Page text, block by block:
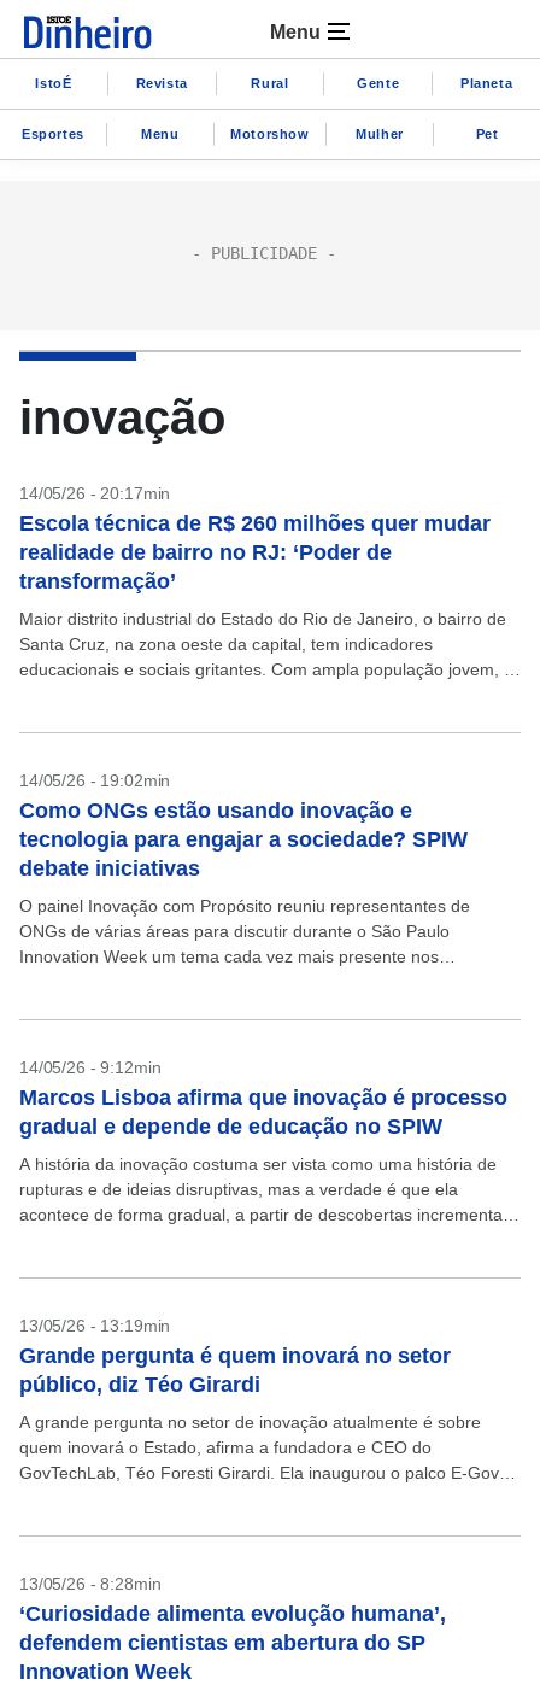
Menu
IstoÉ Revista Rural Gente Planeta
Esportes Menu Motorshow Mulher Pet
inovação
14/05/26 - 20:17min
Escola técnica de R$ 260 milhões quer mudar
realidade de bairro no RJ: ‘Poder de
transformação’
Maior distrito industrial do Estado do Rio de Janeiro, o bairro de
Santa Cruz, na zona oeste da capital, tem indicadores
educacionais e sociais gritantes. Com ampla população jovem, o
14/05/26 - 19:02min
Como ONGs estão usando inovação e
tecnologia para engajar a sociedade? SPIW
debate iniciativas
O painel Inovação com Propósito reuniu representantes de
ONGs de várias áreas para discutir durante o São Paulo
Innovation Week um tema cada vez mais presente nos
14/05/26 - 9:12min
Marcos Lisboa afirma que inovação é processo
gradual e depende de educação no SPIW
A história da inovação costuma ser vista como uma história de
rupturas e de ideias disruptivas, mas a verdade é que ela
acontece de forma gradual, a partir de descobertas incrementais
13/05/26 - 13:19min
Grande pergunta é quem inovará no setor
público, diz Téo Girardi
A grande pergunta no setor de inovação atualmente é sobre
quem inovará o Estado, afirma a fundadora e CEO do
GovTechLab, Téo Foresti Girardi. Ela inaugurou o palco E-Gov
13/05/26 - 8:28min
‘Curiosidade alimenta evolução humana’,
defendem cientistas em abertura do SP
Innovation Week